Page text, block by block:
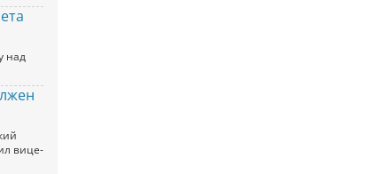
над
вице-